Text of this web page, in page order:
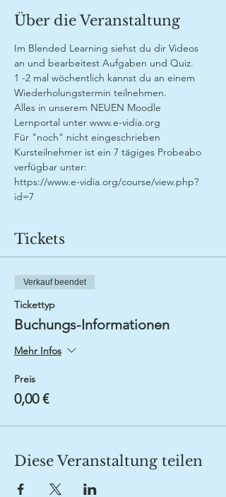
Über die Veranstaltung
Im Blended Learning siehst du dir Videos
an und bearbeitest Aufgaben und Quiz.
1 -2 mal wöchentlich kannst du an einem
Wiederholungstermin teilnehmen.
Alles in unserem NEUEN Moodle
Lernportal unter www.e-vidia.org
Für "noch" nicht eingeschrieben
Kursteilnehmer ist ein 7 tägiges Probeabo
verfügbar unter:
https://www.e-vidia.org/course/view.php?
id=7
Tickets
Verkauf beendet
Tickettyp
Buchungs-Informationen
Mehr Infos
Preis
0,00 €
Diese Veranstaltung teilen